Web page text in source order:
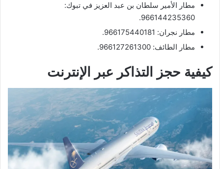
مطار الأمير سلطان بن عبد العزيز في تبوك:
966144235360.
مطار نجران: 966175440181.
مطار الطائف: 966127261300.
كيفية حجز التذاكر عبر الإنترنت